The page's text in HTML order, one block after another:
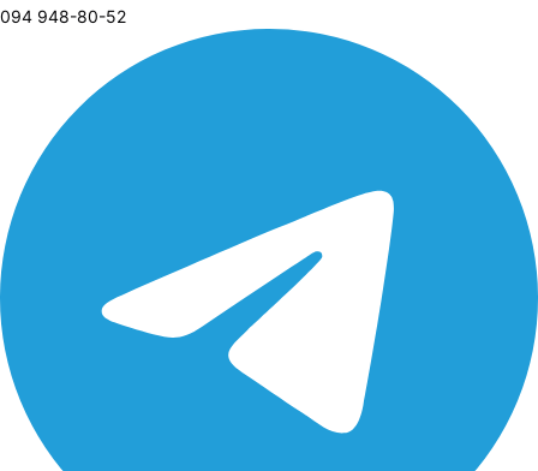
094 948-80-52